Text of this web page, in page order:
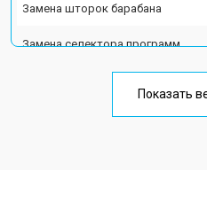
Замена шторок барабана
Замена селектора программ
Замена опоры бака
Показать